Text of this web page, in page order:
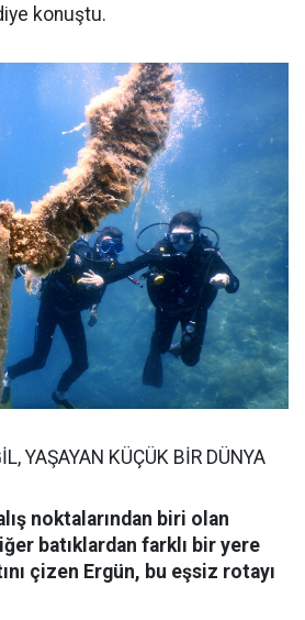
konuştu.
YAŞAYAN KÜÇÜK BİR DÜNYA
noktalarından biri olan
batıklardan farklı bir yere
çizen Ergün, bu eşsiz rotayı